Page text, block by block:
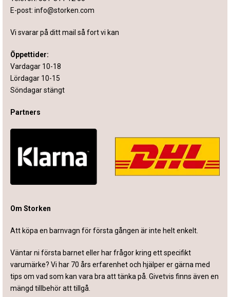
E-post: info@storken.com
Vi svarar på ditt mail så fort vi kan
Öppettider:
Vardagar 10-18
Lördagar 10-15
Söndagar stängt
Partners
Om Storken
Att köpa en barnvagn för första gången är inte helt enkelt.
Väntar ni första barnet eller har frågor kring ett specifikt
varumärke? Vi har 70 års erfarenhet och hjälper er gärna med
tips om vad som kan vara bra att tänka på. Givetvis finns även en
mängd tillbehör att tillgå.